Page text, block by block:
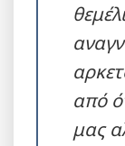
από
μας